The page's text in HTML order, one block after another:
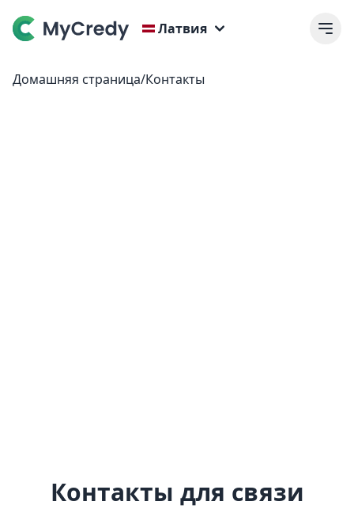
Латвия
Домашняя страница/Контакты
Контакты для связи